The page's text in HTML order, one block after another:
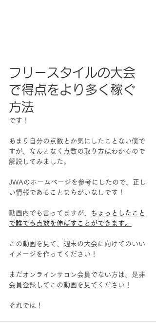
フリースタイルの大会
で得点をより多く稼ぐ
方法
です！
あまり自分の点数とか気にしたことない僕で
すが、なんとなく点数の取り方はわかるので
解説してみました。
JWAのホームページを参考にしたので、正し
い情報であることまちがいなしです！
動画内でも言ってますが、
ちょっとしたこと
で誰でも点数を伸ばすことができます。
この動画を見て、週末の大会に向けてのいい
イメージを作ってください！
まだオンラインサロン会員でない方は、是非
会員登録してこの動画を見てください！
それでは！